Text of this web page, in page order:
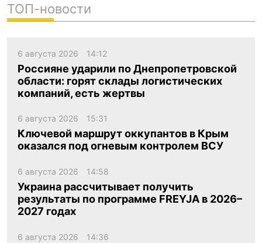
ТОП-новости
6 августа 2026 14:12
Россияне ударили по Днепропетровской
области: горят склады логистических
компаний, есть жертвы
6 августа 2026 15:31
Ключевой маршрут оккупантов в Крым
оказался под огневым контролем ВСУ
6 августа 2026 14:58
Украина рассчитывает получить
результаты по программе FREYJA в 2026–
2027 годах
6 августа 2026 14:36